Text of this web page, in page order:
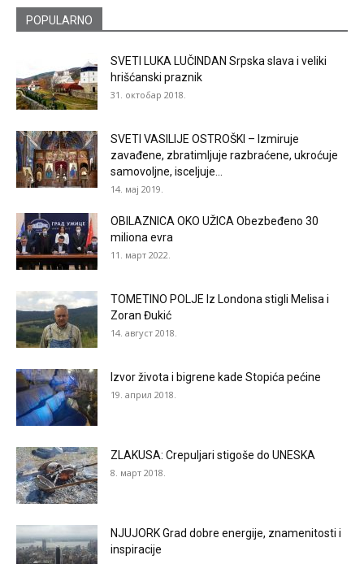
POPULARNO
SVETI LUKA LUČINDAN Srpska slava i veliki
hrišćanski praznik
31. октобар 2018.
SVETI VASILIJE OSTROŠKI – Izmiruje
zavađene, zbratimljuje razbraćene, ukroćuje
samovoljne, isceljuje...
14. мај 2019.
OBILAZNICA OKO UŽICA Obezbeđeno 30
miliona evra
11. март 2022.
TOMETINO POLJE Iz Londona stigli Melisa i
Zoran Đukić
14. август 2018.
Izvor života i bigrene kade Stopića pećine
19. април 2018.
ZLAKUSA: Crepuljari stigoše do UNESKA
8. март 2018.
NJUJORK Grad dobre energije, znamenitosti i
inspiracije